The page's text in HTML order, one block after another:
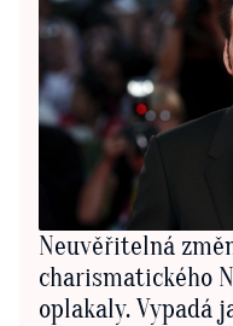
Neuvěřitelná
charismatického
oplakaly. Vypadá